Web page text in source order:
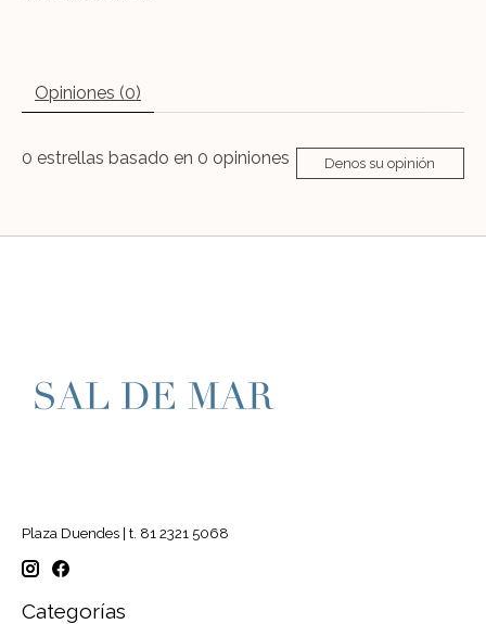
Opiniones (0)
0 estrellas basado en 0 opiniones Denos su opinión
Plaza Duendes | t. 81 2321 5068
Categorías